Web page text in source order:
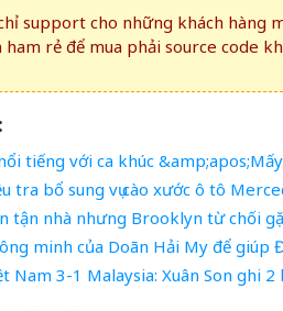
support cho những khách hàng
rẻ để mua phải source code
tiếng với ca khúc
tra bổ sung vụ cào xước ô tô
tận nhà nhưng Brooklyn từ chối
minh của Doãn Hải My để giúp
Nam 3-1 Malaysia: Xuân Son ghi 2